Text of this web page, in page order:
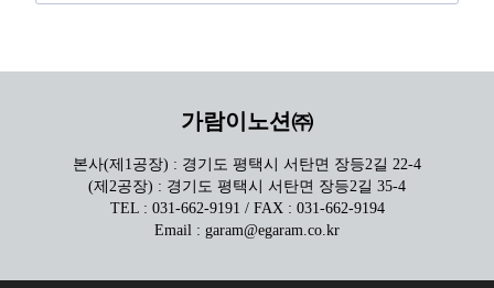
가람이노션㈜
본사(제1공장) : 경기도 평택시 서탄면 장등2길 22-4
(제2공장) : 경기도 평택시 서탄면 장등2길 35-4
TEL : 031-662-9191 / FAX : 031-662-9194
Email : garam@egaram.co.kr